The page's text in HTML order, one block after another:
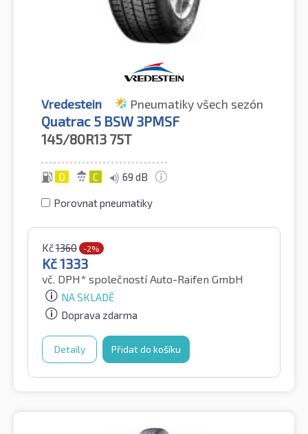
Vredestein Pneumatiky všech sezón
Quatrac 5 BSW 3PMSF
145/80R13 75T
D C 69 dB
Porovnat pneumatiky
Kč1360 -2%
Kč1333
vč. DPH* společností Auto-Raifen GmbH
NA SKLADĚ
Doprava zdarma
Detaily Přidat do košíku